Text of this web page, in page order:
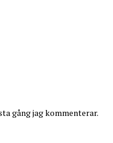
gång jag kommenterar.